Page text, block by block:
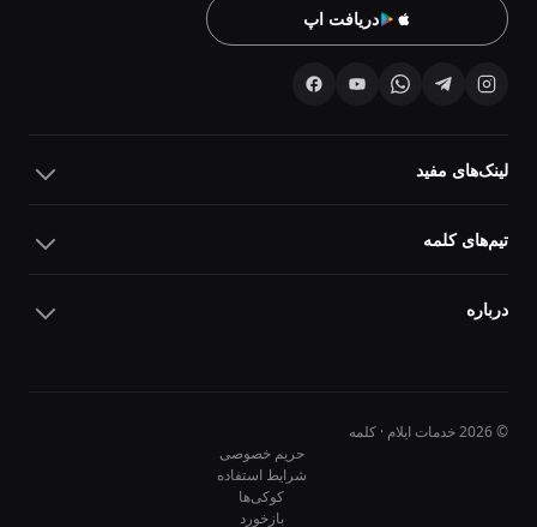
دریافت اپ
لینک‌های مفید
تیم‌های کلمه
درباره
© 2026 خدمات ایلام · کلمه
حریم خصوصی
شرایط استفاده
کوکی‌ها
بازخورد
10